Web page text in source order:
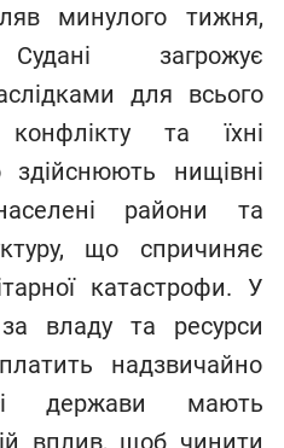
минулого тижня,
загрожує
для всього
та їхні
нищівні
райони та
що спричиняє
катастрофи. У
за владу та ресурси
надзвичайно
держави мають
вплив, щоб чинити